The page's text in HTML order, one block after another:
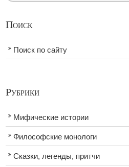
Поиск
Поиск по сайту
Рубрики
Мифические истории
Философские монологи
Сказки, легенды, притчи